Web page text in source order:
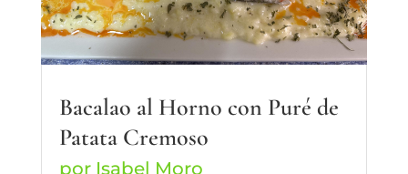
Bacalao al Horno con Puré de
Patata Cremoso
por Isabel Moro